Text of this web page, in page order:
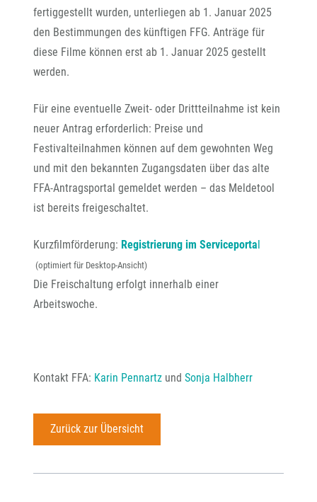
fertiggestellt wurden, unterliegen ab 1. Januar 2025
den Bestimmungen des künftigen FFG. Anträge für
diese Filme können erst ab 1. Januar 2025 gestellt
werden.
Für eine eventuelle Zweit- oder Drittteilnahme ist kein
neuer Antrag erforderlich: Preise und
Festivalteilnahmen können auf dem gewohnten Weg
und mit den bekannten Zugangsdaten über das alte
FFA-Antragsportal gemeldet werden – das Meldetool
ist bereits freigeschaltet.
Kurzfilmförderung: Registrierung im Serviceportal
(optimiert für Desktop-Ansicht)
Die Freischaltung erfolgt innerhalb einer
Arbeitswoche.
Kontakt FFA: Karin Pennartz und Sonja Halbherr
Zurück zur Übersicht